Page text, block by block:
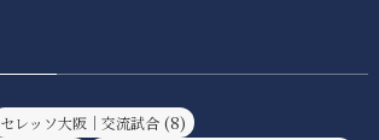
セレッソ大阪｜交流試合 (8)